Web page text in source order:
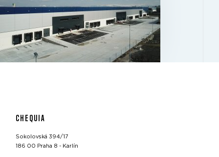
CHEQUIA
Sokolovská 394/17
186 00 Praha 8 - Karlín